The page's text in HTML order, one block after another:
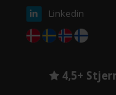
Linkedin
4,5+